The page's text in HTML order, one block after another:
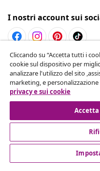
I nostri account sui
Recesso dal
Invia una richiesta di
Servizio clienti
Cliccando su “Accetta tutti i
cookie sul dispositivo per
analizzare l'utilizzo del sito
marketing, e
privacy e sui cookie